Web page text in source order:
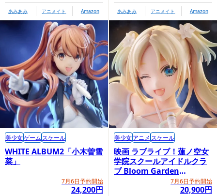
あみあみ アニメイト Amazon あみあみ アニメイト Amazon
WHITE ALBUM2「小木曽雪
菜」
7月6日予約開始
24,200円
美少女ゲーム スケール
映画 ラブライブ！蓮ノ空女
学院スクールアイドルクラ
ブ Bloom Garden
Party「大沢瑠璃乃」7月6日予約開始
20,900円
美少女アニメ スケール